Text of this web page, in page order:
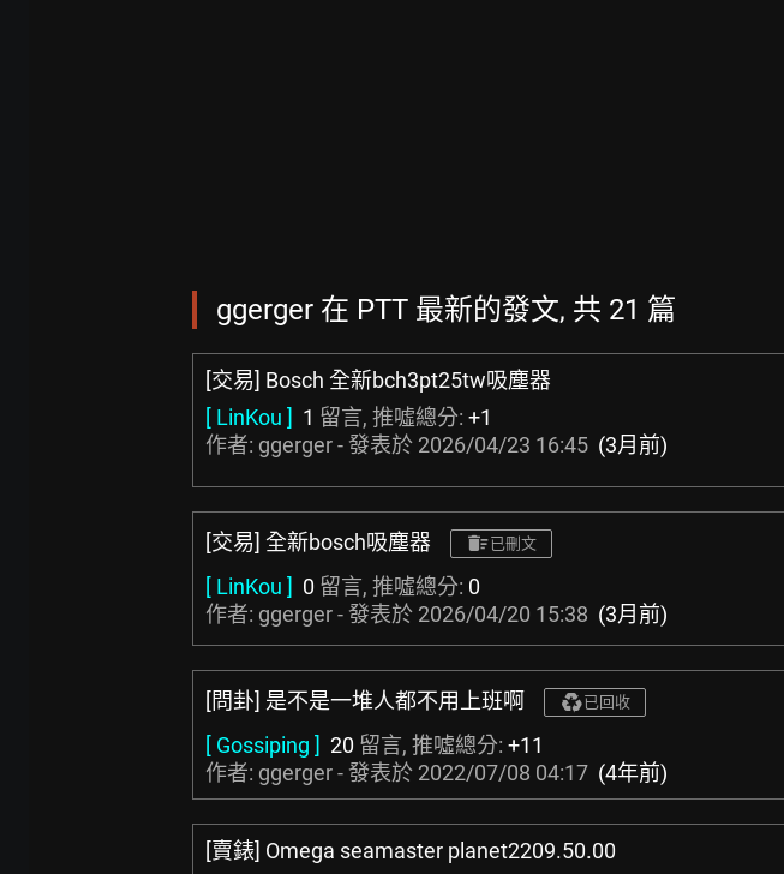
ggerger 在 PTT 最新的發文, 共 21 篇
[交易] Bosch 全新bch3pt25tw吸塵器
[ LinKou ] 1 留言, 推噓總分: +1
作者: ggerger - 發表於 2026/04/23 16:45 (3月前)
[交易] 全新bosch吸塵器 已刪文
[ LinKou ] 0 留言, 推噓總分: 0
作者: ggerger - 發表於 2026/04/20 15:38 (3月前)
[問卦] 是不是一堆人都不用上班啊 已回收
[ Gossiping ] 20 留言, 推噓總分: +11
作者: ggerger - 發表於 2022/07/08 04:17 (4年前)
[賣錶] Omega seamaster planet2209.50.00